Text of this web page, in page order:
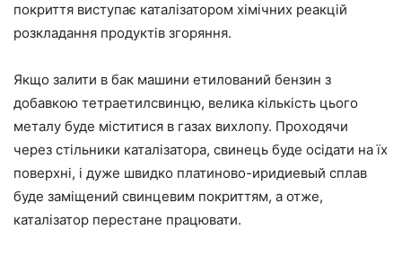
покриття виступає каталізатором хімічних реакцій
розкладання продуктів згоряння.
Якщо залити в бак машини етилований бензин з
добавкою тетраетилсвинцю, велика кількість цього
металу буде міститися в газах вихлопу. Проходячи
через стільники каталізатора, свинець буде осідати на їх
поверхні, і дуже швидко платиново-иридиевый сплав
буде заміщений свинцевим покриттям, а отже,
каталізатор перестане працювати.